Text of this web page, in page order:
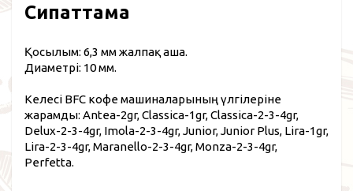
Сипаттама
Қосылым: 6,3 мм жалпақ аша.
Диаметрі: 10 мм.
Келесі BFC кофе машиналарының үлгілеріне
жарамды: Antea-2gr, Classica-1gr, Classica-2-3-4gr,
Delux-2-3-4gr, Imola-2-3-4gr, Junior, Junior Plus, Lira-1gr,
Lira-2-3-4gr, Maranello-2-3-4gr, Monza-2-3-4gr,
Perfetta.